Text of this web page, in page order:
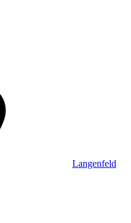
Langenfeld